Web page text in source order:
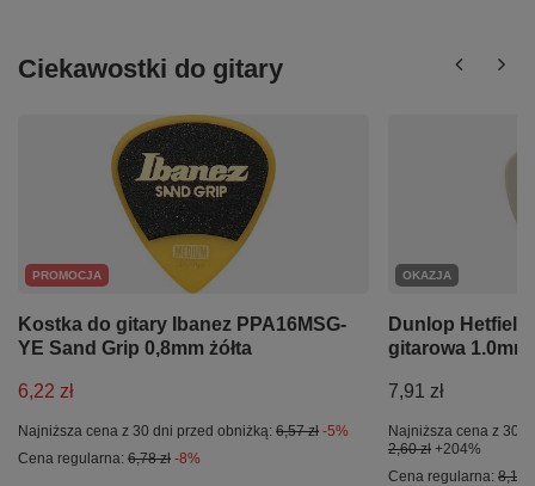
Ciekawostki do gitary
PROMOCJA
Kostka do gitary Ibanez PPA16MSG-
YE Sand Grip 0,8mm żółta
6,22 zł
Najniższa cena z 30 dni przed obniżką: 6,57 zł -5%
Cena regularna: 6,78 zł -8%
OKAZJA
Dunlop
gitarowa 1.0mm
7,91 zł
Najniższa cena z 30
2,60 zł +204%
Cena regularna: 8,16